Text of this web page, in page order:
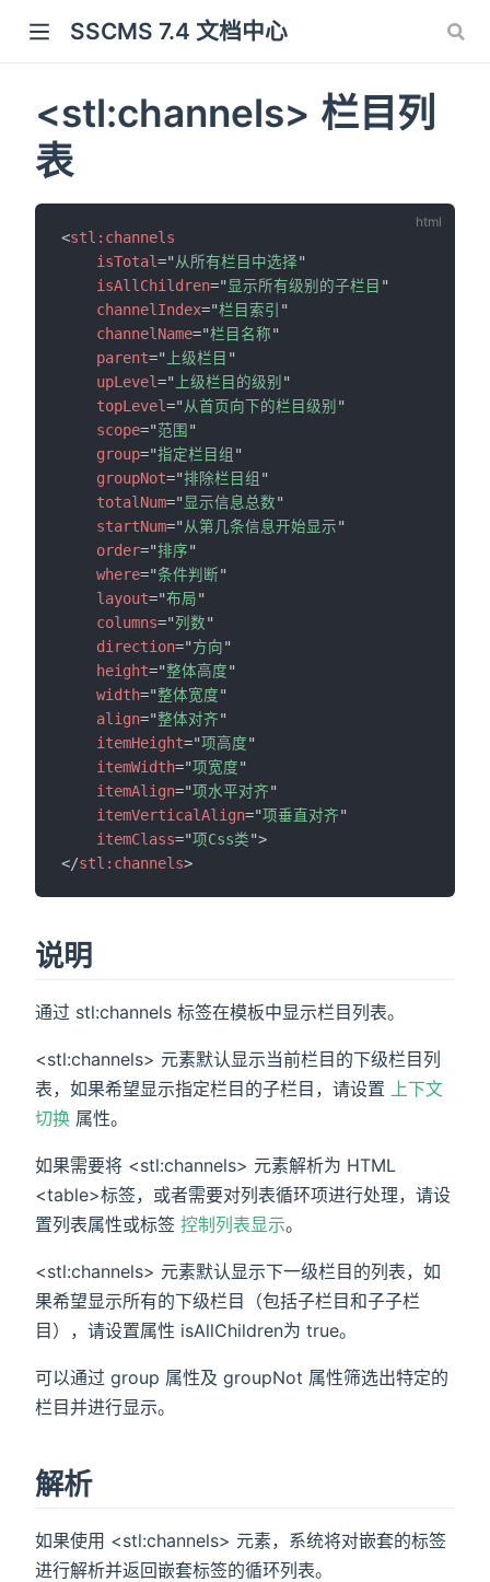
SSCMS 7.4 文档中心
<stl:channels> 栏目列
表
<stl: channels
isTotal="从所有栏目中选择"
isAllChildren=" 显示所有级别的子栏目 "
channelIndex="栏目索引 "
channelName="栏目名称"
parent=" 上级栏目 "
upLevel=" 上级栏目的级别"
topLevel="从首页向下的栏目级别"
scope="范围"
group="指定栏目组 "
groupNot="排除栏目组 "
totalNum=" 显示信息总数"
startNum="从第几条信息开始显示"
order="排序"
where="条件判断"
layout="布局"
columns="列数"
direction="方向"
height="整体高度"
width="整体宽度"
align="整体对齐"
itemHeight="项高度"
itemWidth="项宽度"
itemAlign="项水平对齐"
itemVerticalAlign="项垂直对齐"
itemClass="项Css类">
</stl: channels>
说明
通过 stl:channels 标签在模板中显示栏目列表。
<stl:channels> 元素默认显示当前栏目的下级栏目列
表，如果希望显示指定栏目的子栏目，请设置
上下文
切换 属性。
如果需要将 <stl:channels> 元素解析为 HTML
<table>标签，或者需要对列表循环项进行处理，请设
置列表属性或标签 控制列表显示。
<stl:channels> 元素默认显示下一级栏目的列表，如
果希望显示所有的下级栏目（包括子栏目和子子栏
目），请设置属性 isAllChildren为 true。
可以通过 group 属性及 groupNot 属性筛选出特定的
栏目并进行显示。
解析
如果使用 <stl:channels> 元素，系统将对嵌套的标签
进行解析并返回嵌套标签的循环列表。